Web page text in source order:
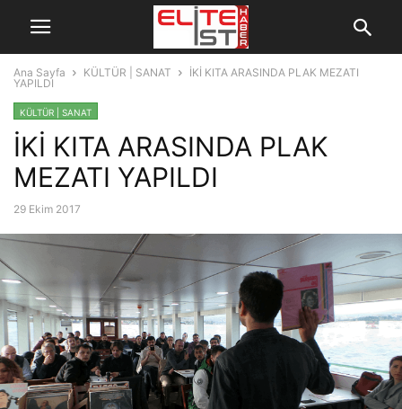
Ana Sayfa KÜLTÜR | SANAT
İKİ KITA ARASINDA PLAK MEZATI
YAPILDI
KÜLTÜR | SANAT
İKİ KITA ARASINDA PLAK
MEZATI YAPILDI
29 Ekim 2017